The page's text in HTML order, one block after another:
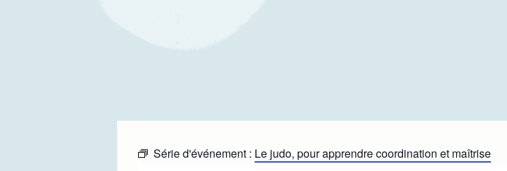
Série d'événement : Le judo, pour apprendre coordination et maîtrise